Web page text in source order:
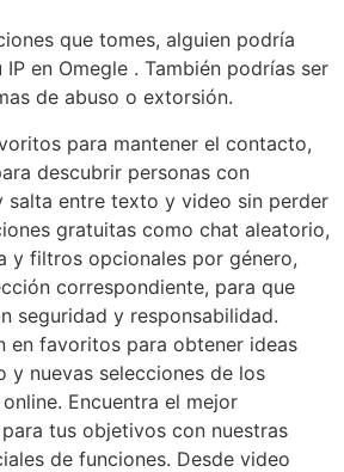
que tomes, alguien podría
en Omegle . También podrías ser
de abuso o extorsión.
para mantener el contacto,
descubrir personas con
salta entre texto y video sin perder
gratuitas como chat aleatorio,
y filtros opcionales por género,
correspondiente, para que
seguridad y responsabilidad.
en favoritos para obtener ideas
y nuevas selecciones de los
Encuentra el mejor
tus objetivos con nuestras
de funciones. Desde video